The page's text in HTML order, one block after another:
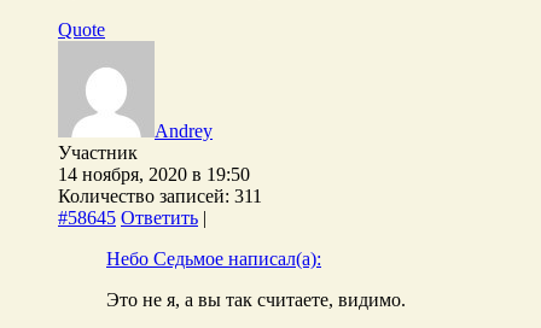
Quote
Andrey
Участник
14 ноября, 2020 в 19:50
Количество записей: 311
#58645 Ответить |
Небо Седьмое написал(а):
Это не я, а вы так считаете, видимо.